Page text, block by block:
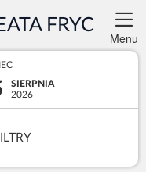
FRYC
Menu
SIERPNIA
2026